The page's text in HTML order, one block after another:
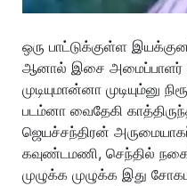
ஒரு பாட்டுக்குள்ள
ஆனால் இசை அமைப்பாளர்
முடியுமான்னா முடியும்னு
படம்னா வைதேகி
ஜெயச்சந்திரன் அருமையாகப்
கவுண்டமணி, செந்தில்
முழுக்க முழுக்க இது